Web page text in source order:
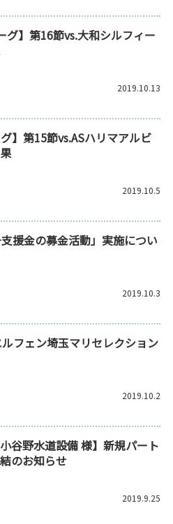
グ】第16節vs.大和シルフィー
2019.10.13
】第15節vs.ASハリマアルビ
2019.10.5
支援金の募金活動」実施につい
2019.10.3
ルフェン埼玉マリセレクション
2019.10.2
小谷野水道設備 様】新規パート
のお知らせ
2019.9.25